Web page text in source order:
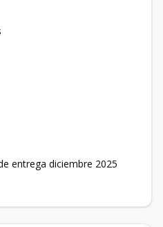
entrega diciembre 2025